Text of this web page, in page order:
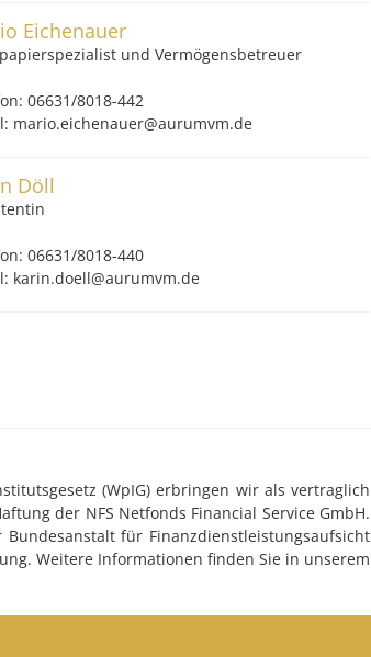
Eichenauer
und Vermögensbetreuer
06631/8018-442
mario.eichenauer@aurumvm.de
Döll
06631/8018-440
karin.doell@aurumvm.de
(WpIG) erbringen wir als vertraglich
der NFS Netfonds Financial Service GmbH.
für Finanzdienstleistungsaufsicht
Weitere Informationen finden Sie in unserem